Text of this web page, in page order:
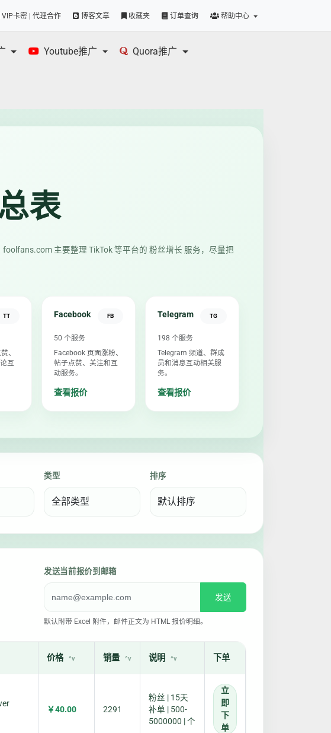
VIP卡密 | 代理合作 博客文章 收藏夹 订单查询 帮助中心
Youtube推广 Quora推广
表
主要整理 TikTok 等平台的 粉丝增长 服务，尽量把
TT
、
互
Facebook FB
50 个服务
Facebook 页面涨粉、
帖子点赞、关注和互
动服务。
查看报价
Telegram TG
198 个服务
Telegram 频道、群成
员和消息互动相关服
务。
查看报价
类型 排序
发送当前报价到邮箱
发送
默认附带 Excel 附件，邮件正文为 HTML 报价明细。
价格 销量 说明 下单
￥40.00 2291
粉丝 | 15天
补单 | 500-
5000000 | 个
立
即
下
单